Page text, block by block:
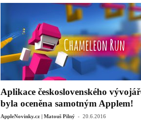
Aplikace československého
byla oceněna samotným Applem!
AppleNovinky.cz | Matouš Pilný - 20.6.2016